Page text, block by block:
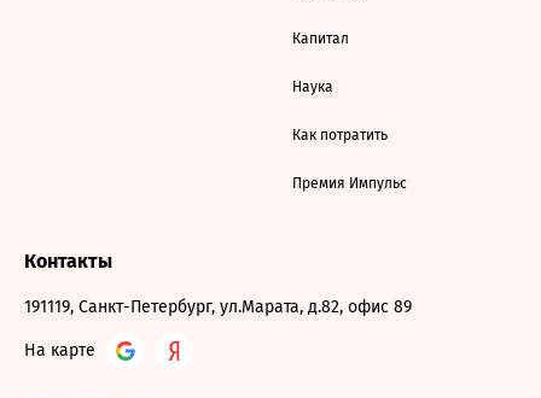
Капитал
Наука
Как потратить
Премия Импульс
Контакты
191119, Санкт-Петербург, ул.Марата, д.82, офис 89
На карте